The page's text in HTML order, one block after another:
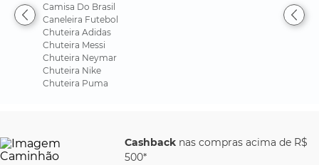
Camisa Do Brasil
Caneleira Futebol
Chuteira Adidas
Chuteira Messi
Chuteira Neymar
Chuteira Nike
Chuteira Puma
Cashbacknas compras acima de R$
500*